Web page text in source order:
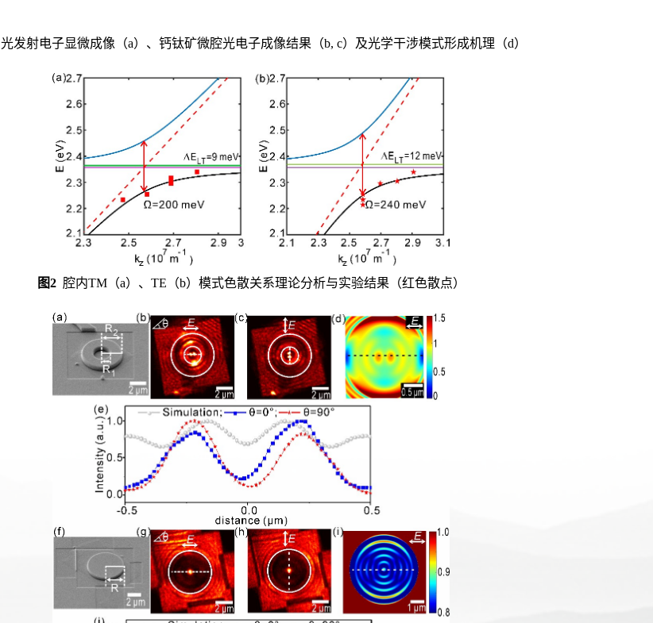
光发射电子显微成像（a）、钙钛矿微腔光电子成像结果（b, c）及光学干涉模式形成机理（d）
图2腔内TM（a）、TE（b）模式色散关系理论分析与实验结果（红色散点）